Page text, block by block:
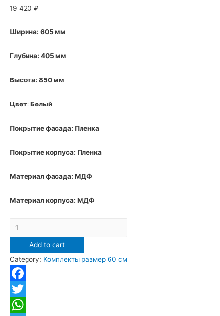
19 420 ₽
Ширина: 605 мм
Глубина: 405 мм
Высота: 850 мм
Цвет: Белый
Покрытие фасада: Пленка
Покрытие корпуса: Пленка
Материал фасада: МДФ
Материал корпуса: МДФ
Тумба
напольная
"Лондон
60"
quantity
Add to cart
Category: Комплекты размер 60 см
Facebook
Twitter